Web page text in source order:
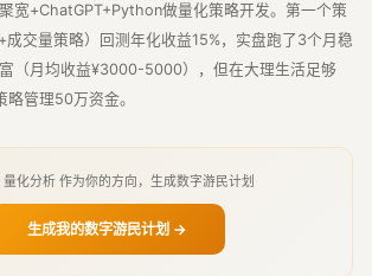
宽+ChatGPT+Python做量化策略开发。第一个策
成交量策略）回测年化收益15%，实盘跑了3个月稳
（月均收益¥3000-5000），但在大理生活足够
管理50万资金。
化分析 作为你的方向，生成数字游民计划
生成我的数字游民计划 →